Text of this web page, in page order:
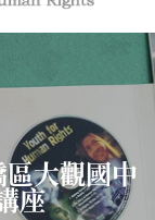
大觀國中
座